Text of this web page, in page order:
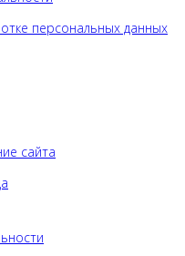
персональных данных
сайта